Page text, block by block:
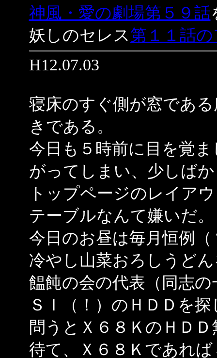
神風・愛の劇場第５９話
妖しのセレス第１１話
H12.07.03
寝床のすぐ側が窓であ
きである。
今日も５時前に目を覚
がってしまい、少しば
トップページのレイア
テーブルなんて嫌いだ。
今日のお昼は毎月恒例
冷やし山菜おろしうど
饂飩の会の代表（同志
ＳＩ（！）のＨＤＤを
問うとＸ６８ＫのＨＤ
待て、Ｘ６８Ｋであれ